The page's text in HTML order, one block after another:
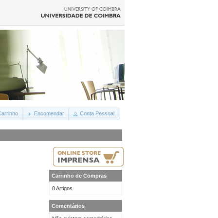
Encomendar Conta Pessoal
Carrinho de Compras
0 Artigos
Comentários